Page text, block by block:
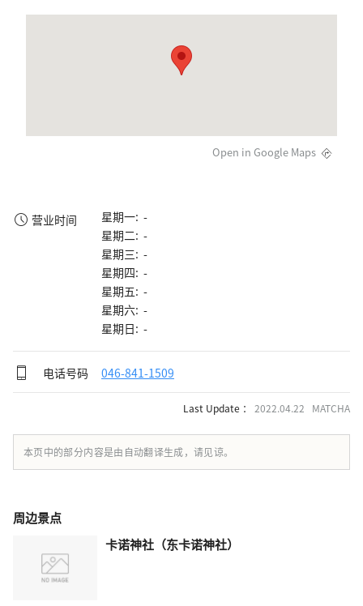
Open in Google Maps
营业时间
星期一: -
星期二: -
星期三: -
星期四: -
星期五: -
星期六: -
星期日: -
电话号码 046-841-1509
Last Update ： 2022.04.22 MATCHA
本页中的部分内容是由自动翻译生成，请见谅。
周边景点
卡诺神社（东卡诺神社）